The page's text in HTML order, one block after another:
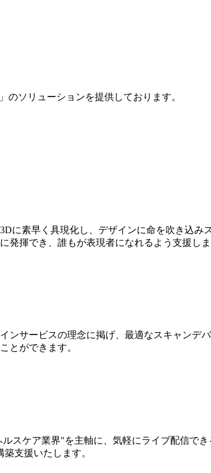
のソリューションを提供しております。
に素早く具現化し、デザインに命を吹き込
発揮でき、誰もが表現者になれるよう支援しま
ンサービスの理念に掲げ、最適なスキャン
とができます。
スケア業界"を主軸に、気軽にライブ配信で
支援いたします。